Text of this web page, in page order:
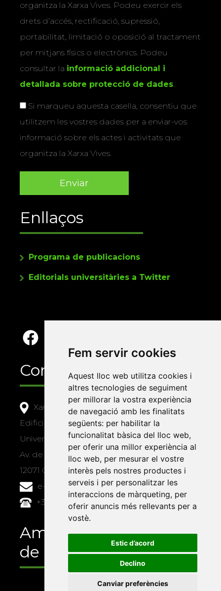
Fem servir cookies
Aquest lloc web utilitza cookies i
altres tecnologies de seguiment
per millorar la vostra experiència
de navegació amb les finalitats
següents: per habilitar la
funcionalitat bàsica del lloc web,
per oferir una millor experiència al
lloc web, per mesurar el vostre
interès pels nostres productes i
serveis i per personalitzar les
interaccions de màrqueting, per
oferir anuncis més rellevants per a
vostè.
Estic d’acord
Declino
Canviar preferències
organitza la Xarxa Vives. Podeu exercir els
drets d’accés, rectificació, supressió,
portabilitat, limitació o oposició al tractament
per mitjans físics o electrònics. Podeu
consultar la informació addicional i
detallada sobre protecció de dades.
Si marqueu aquesta casella, consentiu que
utilitzem les vostres dades per a enviar-vos
informació sobre els actes i activitats que
organitza la Xarxa Vives.
Enllaços
Programa de publicacions
Editorials universitàries a Twitter
Contacte
Xarxa Vives d'Universitats
Edifici Àgora
Universitat Jaume I, local 10
Av. de Vicent Sos Baynat, s/n
12071 Castelló de la Plana
e-buc@vives.org
+34 964 72 89 93
Amb el suport
de